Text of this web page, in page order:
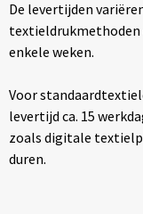
De levertijden
textieldrukmethoden
enkele weken.
Voor
levertijd ca. 15
zoals digitale
duren.